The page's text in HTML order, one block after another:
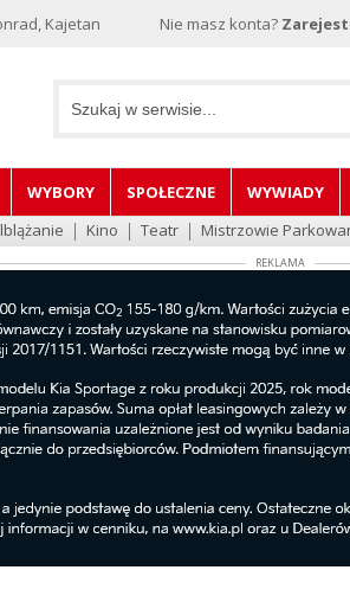
Kajetan Nie masz konta?
WYBORY SPOŁECZNE WYWIADY
Kino Teatr Mistrzowie
REKLAMA